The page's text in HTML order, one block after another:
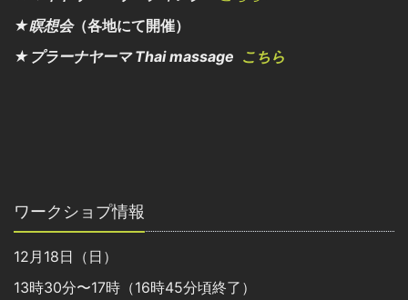
★瞑想会（各地にて開催）
★プラーナヤーマ Thai massage こちら
ワークショプ情報
12月18日（日）
13時30分〜17時（16時45分頃終了）